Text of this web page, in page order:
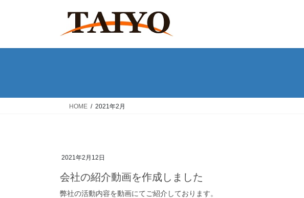
HOME 2021年2月
2021年2月12日
会社の紹介動画を作成しました
弊社の活動内容を動画にてご紹介しております。